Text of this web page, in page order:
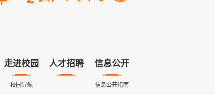
走进校园
校园导航
人才招聘 信息公开
信息公开指南